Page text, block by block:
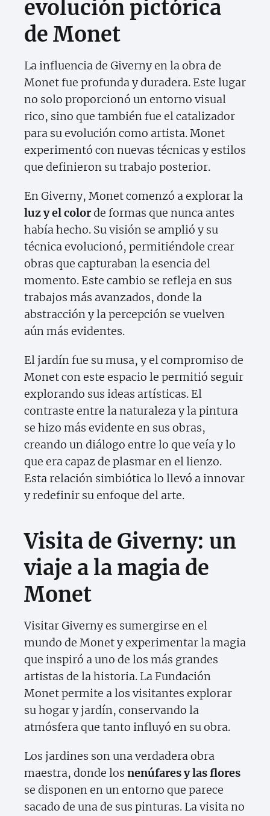
evolución pictórica
de Monet
La influencia de Giverny en la obra de
Monet fue profunda y duradera. Este lugar
no solo proporcionó un entorno visual
rico, sino que también fue el catalizador
para su evolución como artista. Monet
experimentó con nuevas técnicas y estilos
que definieron su trabajo posterior.
En Giverny, Monet comenzó a explorar la
luz y el colorde formas que nunca antes
había hecho. Su visión se amplió y su
técnica evolucionó, permitiéndole crear
obras que capturaban la esencia del
momento. Este cambio se refleja en sus
trabajos más avanzados, donde la
abstracción y la percepción se vuelven
aún más evidentes.
El jardín fue su musa, y el compromiso de
Monet con este espacio le permitió seguir
explorando sus ideas artísticas. El
contraste entre la naturaleza y la pintura
se hizo más evidente en sus obras,
creando un diálogo entre lo que veía y lo
que era capaz de plasmar en el lienzo.
Esta relación simbiótica lo llevó a innovar
y redefinir su enfoque del arte.
Visita de Giverny: un
viaje a la magia de
Monet
Visitar Giverny es sumergirse en el
mundo de Monet y experimentar la magia
que inspiró a uno de los más grandes
artistas de la historia. La Fundación
Monet permite a los visitantes explorar
su hogar y jardín, conservando la
atmósfera que tanto influyó en su obra.
Los jardines son una verdadera obra
maestra, donde los nenúfares y las flores
se disponen en un entorno que parece
sacado de una de sus pinturas. La visita no